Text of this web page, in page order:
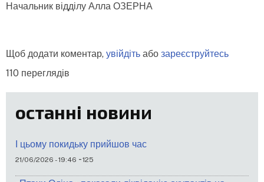
Начальник відділу Алла ОЗЕРНА
Щоб додати коментар, увійдіть або зареєструйтесь
110 переглядів
останні новини
І цьому покидьку прийшов час
21/06/2026 - 19:46 -125